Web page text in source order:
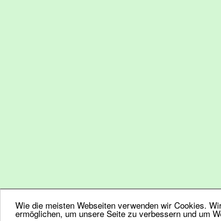
Wie die meisten Webseiten verwenden wir Cookies.
ermöglichen, um unsere Seite zu verbessern und um